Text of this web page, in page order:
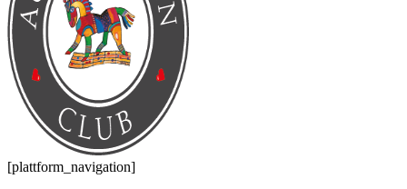
[plattform_navigation]